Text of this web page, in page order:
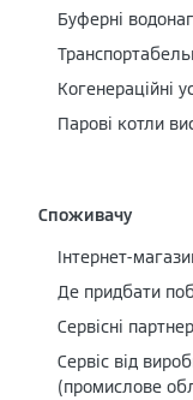
Буферні
Когенераційні
Парові котли
Споживачу
Інтернет-
Де придбати
Сервісні
Cервіс від
(промислове